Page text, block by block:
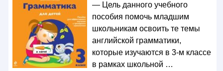
— Цель данного учебного
пособия помочь младшим
школьникам освоить те темы
английской грамматики,
которые изучаются в 3-м классе
в рамках школьной …